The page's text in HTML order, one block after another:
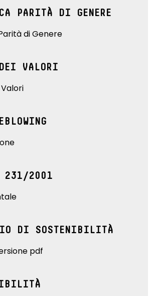
PARITÀ DI GENERE
di Genere
VALORI
231/2001
DI SOSTENIBILITÀ
pdf